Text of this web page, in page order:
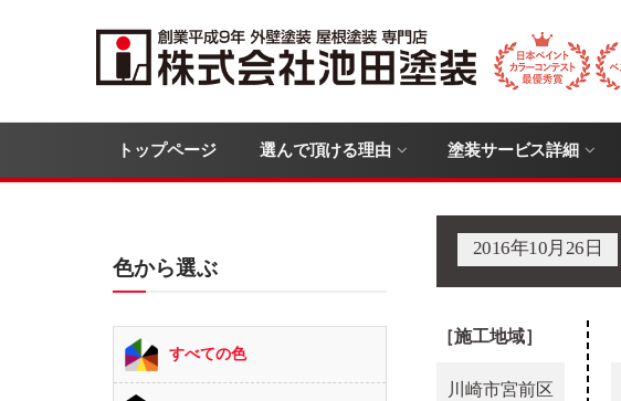
トップページ 選んで頂ける理由 塗装サービス詳細
2016年10月26日
［施工地域］
川崎市宮前区
色から選ぶ
すべての色